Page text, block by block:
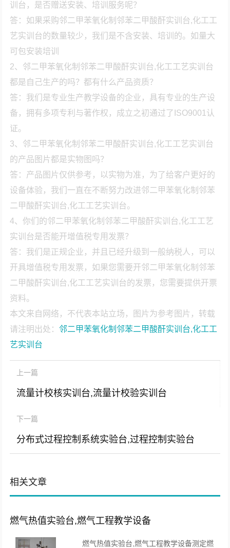
训台，是否赠送安装、培训服务呢？
答：如果采购邻二甲苯氧化制邻苯二甲酸酐实训台,化工工
艺实训台的数量较少，我们是不含安装、培训的。如量大
可包安装培训
2、邻二甲苯氧化制邻苯二甲酸酐实训台,化工工艺实训台
都是自己生产的吗？都有什么产品资质？
答：我们是专业生产教学设备的企业，具有专业的生产设
备，拥有多项专利与著作权，成立之初通过了ISO9001认
证。
3、邻二甲苯氧化制邻苯二甲酸酐实训台,化工工艺实训台
的产品图片都是实物图吗？
答：产品图片仅供参考，以实物为准，为了给客户更好的
设备体验，我们一直在不断努力改进邻二甲苯氧化制邻苯
二甲酸酐实训台,化工工艺实训台。
4、你们的邻二甲苯氧化制邻苯二甲酸酐实训台,化工工艺
实训台是否能开增值税专用发票？
答：我们是正规企业，并且已经升级到一般纳税人，可以
开具增值税专用发票，如果您需要开邻二甲苯氧化制邻苯
二甲酸酐实训台,化工工艺实训台的发票，您需要提供开票
资料。
本文来自网络，不代表本站立场，图片为参考图片，转载
请注明出处：邻二甲苯氧化制邻苯二甲酸酐实训台,化工工
艺实训台
上一篇
流量计校核实训台,流量计校验实训台
下一篇
分布式过程控制系统实验台,过程控制实验台
相关文章
燃气热值实验台,燃气工程教学设备
燃气热值实验台,燃气工程教学设备测定燃